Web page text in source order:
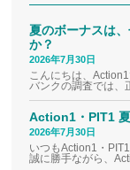
夏のボーナスは
か？
2026年7月30日
こんにちは、
バンクの調査では
Action1・PIT1
2026年7月30日
いつもAction1・
誠に勝手ながら、